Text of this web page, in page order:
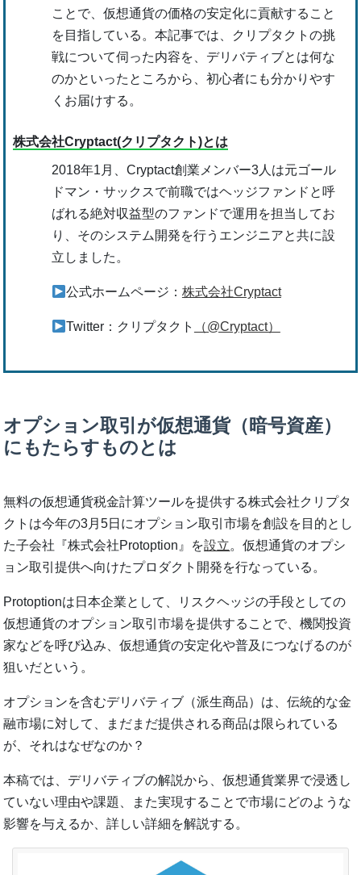
ことで、仮想通貨の価格の安定化に貢献すること
を目指している。本記事では、クリプタクトの挑
戦について伺った内容を、デリバティブとは何な
のかといったところから、初心者にも分かりやす
くお届けする。
株式会社Cryptact(クリプタクト)とは
2018年1月、Cryptact創業メンバー3人は元ゴール
ドマン・サックスで前職ではヘッジファンドと呼
ばれる絶対収益型のファンドで運用を担当してお
り、そのシステム開発を行うエンジニアと共に設
立しました。
公式ホームページ： 株式会社Cryptact
Twitter：クリプタクト （@Cryptact）
オプション取引が仮想通貨（暗号資産）
にもたらすものとは
無料の仮想通貨税金計算ツールを提供する株式会社クリプタ
クトは今年の3月5日にオプション取引市場を創設を目的とし
た子会社『株式会社Protoption』を設立。仮想通貨のオプシ
ョン取引提供へ向けたプロダクト開発を行なっている。
Protoptionは日本企業として、リスクヘッジの手段としての
仮想通貨のオプション取引市場を提供することで、機関投資
家などを呼び込み、仮想通貨の安定化や普及につなげるのが
狙いだという。
オプションを含むデリバティブ（派生商品）は、伝統的な金
融市場に対して、まだまだ提供される商品は限られている
が、それはなぜなのか？
本稿では、デリバティブの解説から、仮想通貨業界で浸透し
ていない理由や課題、また実現することで市場にどのような
影響を与えるか、詳しい詳細を解説する。